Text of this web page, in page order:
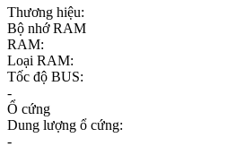
Thương hiệu:
Bộ nhớ RAM
RAM:
Loại RAM:
Tốc độ BUS:
-
Ổ cứng
Dung lượng ổ cứng:
-